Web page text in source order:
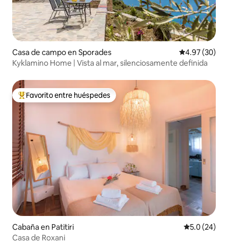
Casa de campo en Sporades Calificación
4.97 (30)
Kyklamino Home | Vista al mar, silenciosamente definida
Favorito entre huéspedes preferido
Favorito entre huéspedes
Cabaña en Patitiri Calificación
5.0 (24)
Casa de Roxani